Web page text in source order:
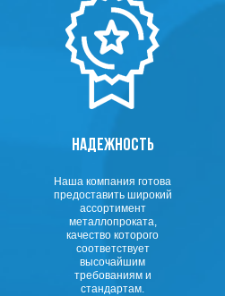
НАДЕЖНОСТЬ
Наша компания готова
предоставить широкий
ассортимент
металлопроката,
качество которого
соответствует
высочайшим
требованиям и
стандартам.